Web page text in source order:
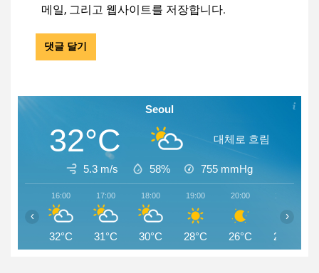
메일, 그리고 웹사이트를 저장합니다.
Seoul
32°C 대체로 흐림
5.3 m/s 58% 755 mmHg
16:00
32°C
17:00
31°C
18:00
30°C
19:00
28°C
20:00
26°C
21:00
25°C
‹ ›